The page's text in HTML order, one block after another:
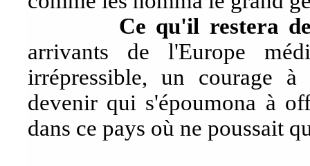
Ce qu'il restera
arrivants de l'Europe
irrépressible, un courage
devenir qui s'époumona à
dans ce pays où ne poussait